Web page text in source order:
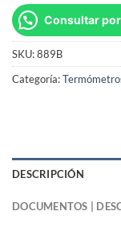
Consultar
SKU:889B
Categoría:
DESCRIPCIÓN
DOCUMENTOS |